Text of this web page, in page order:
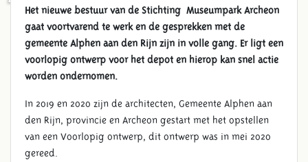
BIJ MUSEUMPARK ARCHEON
Het nieuwe bestuur van de Stichting Museumpark Archeon
gaat voortvarend te werk en de gesprekken met de
gemeente Alphen aan den Rijn zijn in volle gang. Er ligt een
voorlopig ontwerp voor het depot en hierop kan snel actie
worden ondernomen.
In 2019 en 2020 zijn de architecten, Gemeente Alphen aan
den Rijn, provincie en Archeon gestart met het opstellen
van een Voorlopig ontwerp, dit ontwerp was in mei 2020
gereed.